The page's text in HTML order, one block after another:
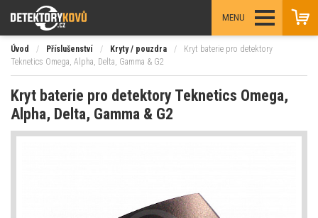
MENU
Úvod / Příslušenství / Kryty / pouzdra /
Kryt baterie pro detektory
Teknetics Omega, Alpha, Delta, Gamma & G2
Kryt baterie pro detektory Teknetics Omega,
Alpha, Delta, Gamma & G2